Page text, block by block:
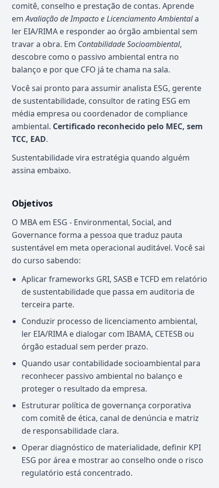
comitê, conselho e prestação de contas. Aprende
emAvaliação de Impacto e Licenciamento Ambientala
ler EIA/RIMA e responder ao órgão ambiental sem
travar a obra. Em Contabilidade Socioambiental,
descobre como o passivo ambiental entra no
balanço e por que CFO já te chama na sala.
Você sai pronto para assumir analista ESG, gerente
de sustentabilidade, consultor de rating ESG em
média empresa ou coordenador de compliance
ambiental. Certificado reconhecido pelo MEC, sem
TCC, EAD.
Sustentabilidade vira estratégia quando alguém
assina embaixo.
Objetivos
O MBA em ESG - Environmental, Social, and
Governance forma a pessoa que traduz pauta
sustentável em meta operacional auditável. Você sai
do curso sabendo:
Aplicar frameworks GRI, SASB e TCFD em relatório
de sustentabilidade que passa em auditoria de
terceira parte.
Conduzir processo de licenciamento ambiental,
ler EIA/RIMA e dialogar com IBAMA, CETESB ou
órgão estadual sem perder prazo.
Quando usar contabilidade socioambiental para
reconhecer passivo ambiental no balanço e
proteger o resultado da empresa.
Estruturar política de governança corporativa
com comitê de ética, canal de denúncia e matriz
de responsabilidade clara.
Operar diagnóstico de materialidade, definir KPI
ESG por área e mostrar ao conselho onde o risco
regulatório está concentrado.